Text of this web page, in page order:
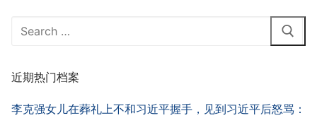
Search
近期热门档案
李克强女儿在葬礼上不和习近平握手，见到习近平后怒骂：